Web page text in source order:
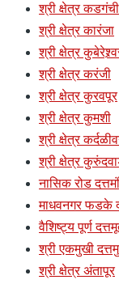
श्री क्षेत्र कडगंची
श्री क्षेत्र कारंजा
श्री क्षेत्र
श्री क्षेत्र करंजी
श्री क्षेत्र कुरवपूर
श्री क्षेत्र कुमशी
श्री क्षेत्र
श्री क्षेत्र
नासिक रोड
माधवनगर फडके
वैशिष्ट्य पूर्ण
श्री एकमुखी
श्री क्षेत्र अंतापूर